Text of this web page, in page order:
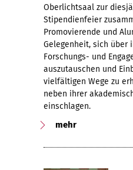
Oberlichtsaal zur
Stipendienfeier
Promovierende und
Gelegenheit, sich über
Forschungs- und
auszutauschen und
vielfältigen Wege zu
neben ihrer
einschlagen.
mehr